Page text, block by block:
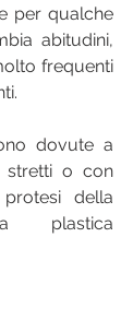
per qualche
abitudini,
frequenti
dovute a
stretti o con
della
plastica